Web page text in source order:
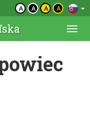
A A A A